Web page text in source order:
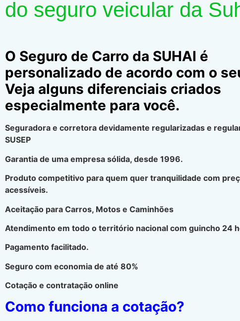
do seguro veicular da
O Seguro de Carro da SUHAI é
personalizado de acordo com o
Veja alguns diferenciais criados
especialmente para você.
Seguradora e corretora devidamente regularizadas e
SUSEP
Garantia de uma empresa sólida, desde 1996.
Produto competitivo para quem quer tranquilidade com
acessíveis.
Aceitação para Carros, Motos e Caminhões
Atendimento em todo o território nacional com guincho 24
Pagamento facilitado.
Seguro com economia de até 80%
Cotação e contratação online
Como funciona a cotação?